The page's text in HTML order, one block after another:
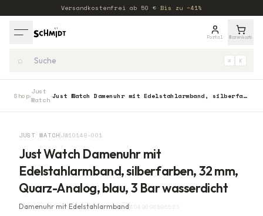
Versandkostenfrei ab 50 € Bis zu −41%
Portal Warenkorb
⌕ ⌘ K
Shop›Just
Watch› Just Watch Damenuhr mit Edelstahlarmband, silberfarben, 32 mm, Quarz-Analog, blau, 3 Bar wasserdicht
JUST WATCH JW10148-001
Just Watch Damenuhr mit
Edelstahlarmband, silberfarben, 32 mm,
Quarz-Analog, blau, 3 Bar wasserdicht
Damenuhr mit Edelstahlarmband4049096895523